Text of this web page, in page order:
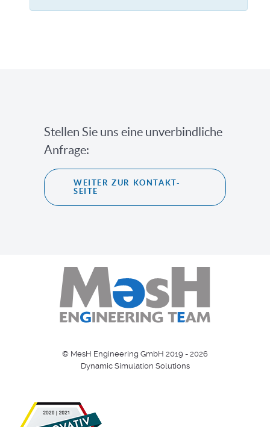
Stellen Sie uns eine unverbindliche
Anfrage:
WEITER ZUR KONTAKT-
SEITE
© MesH Engineering GmbH 2019 - 2026
Dynamic Simulation Solutions